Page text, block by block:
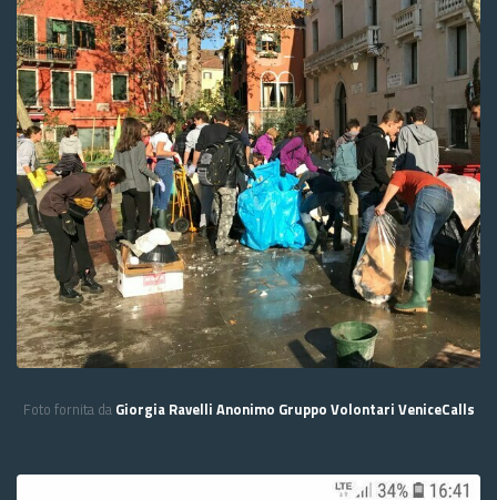
Foto fornita da Giorgia Ravelli Anonimo Gruppo Volontari VeniceCalls